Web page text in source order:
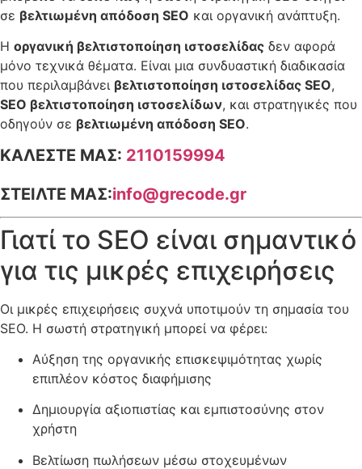
σε βελτιωμένη απόδοση SEO και οργανική ανάπτυξη.
Η οργανική βελτιστοποίηση ιστοσελίδας δεν αφορά
μόνο τεχνικά θέματα. Είναι μια συνδυαστική διαδικασία
που περιλαμβάνει βελτιστοποίηση ιστοσελίδας SEO,
SEO βελτιστοποίηση ιστοσελίδων, και στρατηγικές που
οδηγούν σε βελτιωμένη απόδοση SEO.
ΚΑΛΕΣΤΕ ΜΑΣ: 2110159994
ΣΤΕΙΛΤΕ ΜΑΣ:info@grecode.gr
Γιατί το SEO είναι σημαντικό
για τις μικρές επιχειρήσεις
Οι μικρές επιχειρήσεις συχνά υποτιμούν τη σημασία του
SEO. Η σωστή στρατηγική μπορεί να φέρει:
Αύξηση της οργανικής επισκεψιμότητας χωρίς
επιπλέον κόστος διαφήμισης
Δημιουργία αξιοπιστίας και εμπιστοσύνης στον
χρήστη
Βελτίωση πωλήσεων μέσω στοχευμένων